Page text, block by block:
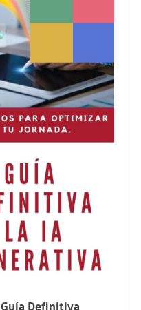
Guía Definitiva